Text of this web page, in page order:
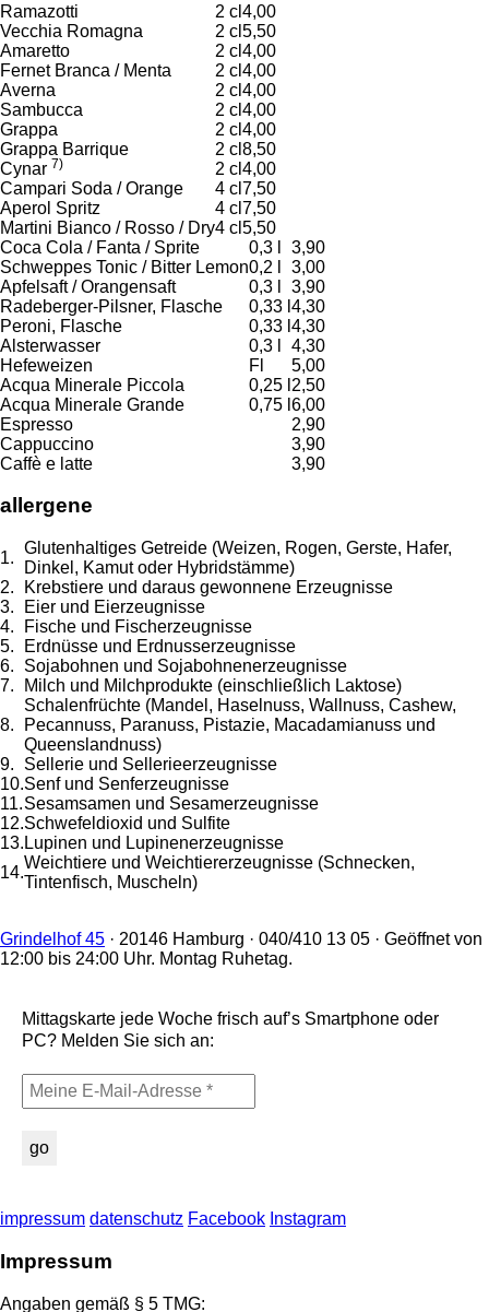
Ramazotti 2 cl 4,00
Vecchia Romagna
2 cl 5,50
Amaretto
2 cl 4,00
Fernet Branca / Menta
2 cl 4,00
Averna
2 cl 4,00
Sambucca
2 cl 4,00
Grappa
2 cl 4,00
Grappa Barrique
2 cl 8,50
Cynar 7) 2 cl 4,00
Campari Soda / Orange
4 cl 7,50
Aperol Spritz
4 cl 7,50
Martini Bianco / Rosso / Dry4 cl 5,50
Coca Cola / Fanta / Sprite
0,3 l
3,90
Schweppes Tonic / Bitter Lemon0,2 l
3,00
Apfelsaft / Orangensaft
0,3 l
3,90
Radeberger-Pilsner, Flasche
0,33 l 4,30
Peroni, Flasche
0,33 l 4,30
Alsterwasser
0,3 l
4,30
Hefeweizen
Fl
5,00
Acqua Minerale Piccola
0,25 l 2,50
Acqua Minerale Grande
0,75 l 6,00
Espresso
2,90
Cappuccino
3,90
Caffè e latte
3,90
allergene
1.
Glutenhaltiges Getreide (Weizen, Rogen, Gerste, Hafer,
Dinkel, Kamut oder Hybridstämme)
2.
Krebstiere und daraus gewonnene Erzeugnisse
3.
Eier und Eierzeugnisse
4.
Fische und Fischerzeugnisse
5.
Erdnüsse und Erdnusserzeugnisse
6.
Sojabohnen und Sojabohnenerzeugnisse
7.
Milch und Milchprodukte (einschließlich Laktose)
8.
Schalenfrüchte (Mandel, Haselnuss, Wallnuss, Cashew,
Pecannuss, Paranuss, Pistazie, Macadamianuss und
Queenslandnuss)
9.
Sellerie und Sellerieerzeugnisse
10.Senf und Senferzeugnisse
11.Sesamsamen und Sesamerzeugnisse
12.Schwefeldioxid und Sulfite
13. Lupinen und Lupinenerzeugnisse
14.
Weichtiere und Weichtiererzeugnisse (Schnecken,
Tintenfisch, Muscheln)
Grindelhof 45 · 20146 Hamburg · 040/410 13 05 · Geöffnet von
12:00 bis 24:00 Uhr. Montag Ruhetag.
Mittagskarte jede Woche frisch auf’s Smartphone oder
PC? Melden Sie sich an:
impressum datenschutz Facebook Instagram
Impressum
Angaben gemäß § 5 TMG: